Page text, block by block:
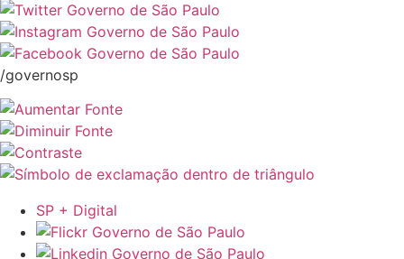
/governosp
SP + Digital